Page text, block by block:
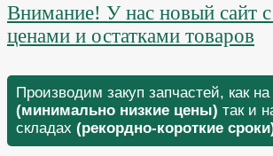
Внимание! У нас новый сайт
ценами и остатками товаров
Производим закуп запчастей, как
(минимально низкие цены) так и
складах (рекордно-короткие